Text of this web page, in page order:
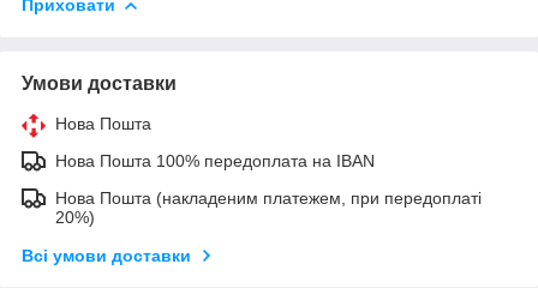
Приховати
Умови доставки
Нова Пошта
Нова Пошта 100% передоплата на IBAN
Нова Пошта (накладеним платежем, при передоплаті
20%)
Всі умови доставки